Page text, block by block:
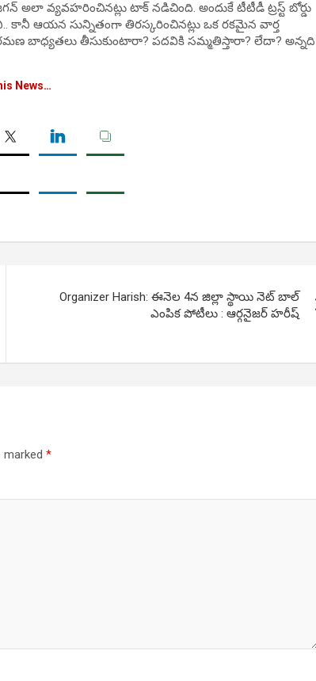
అలా వ్యవహరించినట్లు టాక్ నడిచింది. అందుకే టీటీడీ ట్రస్ట్ బోర్డు
కానీ ఆయన సున్నితంగా తిరస్కరించినట్లు ఒక రకమైన వార్త
బాధ్యతలు తీసుకుంటారా? పదవికి సమ్మతిస్తారా? లేదా? అన్నది
News…
Organizer Harish: ఈనెల‌ 4న జిల్లా స్థాయి నెట్ బాల్
ఎంపిక పోటీలు : ఆర్గనైజర్‌ హరీష్
marked *